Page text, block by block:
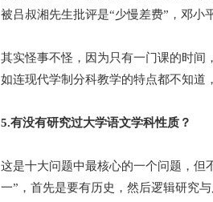
被吕叔湘先生批评是“少慢差费”，邓小
其实怪事不怪，因为只有一门课的时间
如连现代学制分科教学的特点都不知道
5.有没有研究过大学语文学科性质？
这是十大问题中最核心的一个问题，但
一”，首先是要有历史，然后逻辑研究